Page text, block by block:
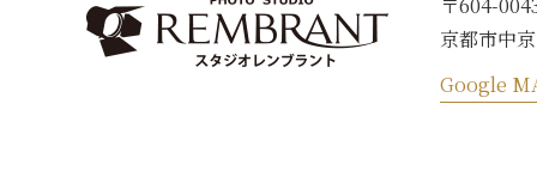
〒604-
京都市中
Google